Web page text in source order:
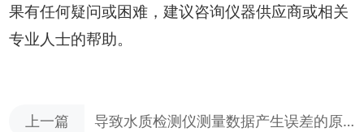
果有任何疑问或困难，建议咨询仪器供应商或相关
专业人士的帮助。
上一篇
导致水质检测仪测量数据产生误差的原